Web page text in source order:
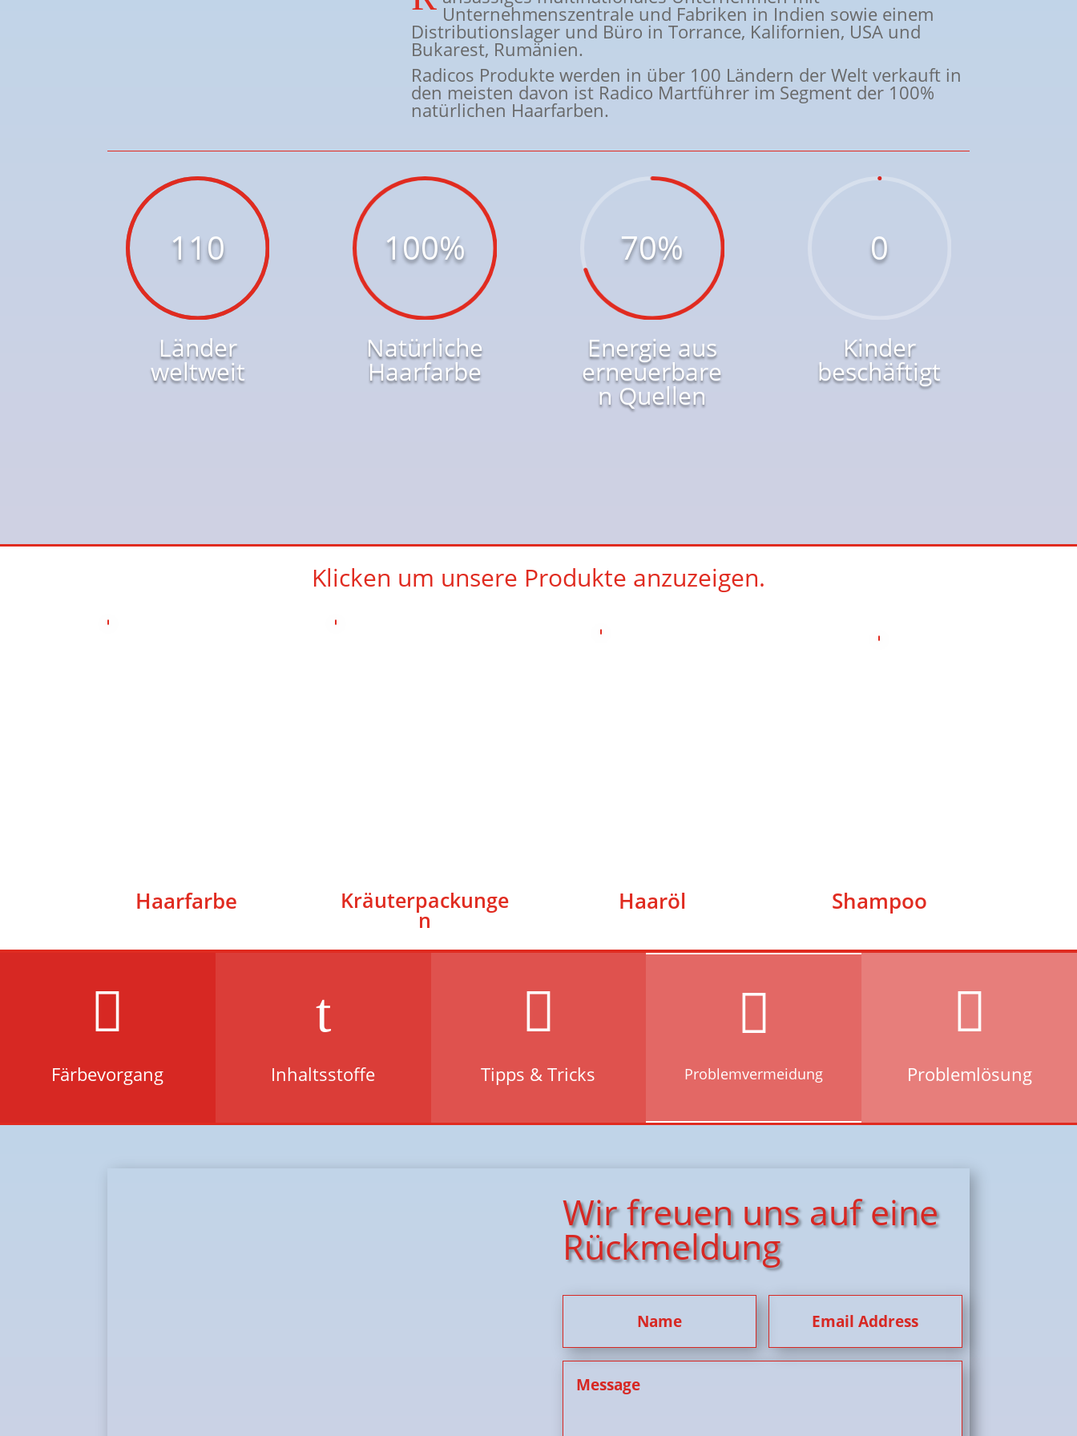
Unternehmenszentrale und Fabriken in Indien sowie einem
Distributionslager und Büro in Torrance, Kalifornien, USA und
Bukarest, Rumänien.
Radicos Produkte werden in über 100 Ländern der Welt verkauft in
den meisten davon ist Radico Martführer im Segment der 100%
natürlichen Haarfarben.
110
Länder
weltweit
100%
Natürliche
Haarfarbe
70%
Energie aus
erneuerbare
n Quellen
0
Kinder
beschäftigt
Klicken um unsere Produkte anzuzeigen.
Haarfarbe Kräuterpackunge
n
Haaröl Shampoo

Färbevorgang
t
Inhaltsstoffe

Tipps & Tricks

Problemvermeidung

Problemlösung
Wir freuen uns auf eine
Rückmeldung